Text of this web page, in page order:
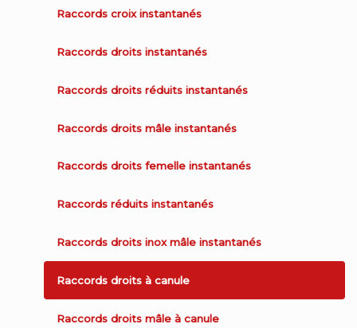
Raccords croix instantanés
Raccords droits instantanés
Raccords droits réduits instantanés
Raccords droits mâle instantanés
Raccords droits femelle instantanés
Raccords réduits instantanés
Raccords droits inox mâle instantanés
Raccords droits à canule
Raccords droits mâle à canule